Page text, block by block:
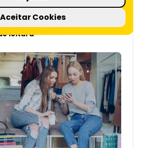
o varejo com experiências
e mais retenção. Leia o artigo!
leitura
Aceitar Cookies